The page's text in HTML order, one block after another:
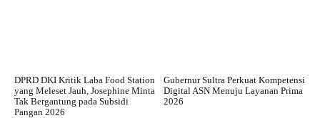
DPRD DKI Kritik Laba Food Station
yang Meleset Jauh, Josephine Minta
Tak Bergantung pada Subsidi
Pangan 2026
Gubernur Sultra Perkuat Kompetensi
Digital ASN Menuju Layanan Prima
2026